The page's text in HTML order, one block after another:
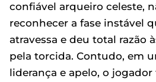
confiável arqueiro celeste,
reconhecer a fase instável
atravessa e deu total razão
pela torcida. Contudo, em
liderança e apelo, o